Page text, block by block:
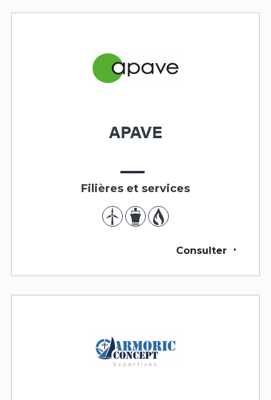
APAVE
Filières et services
Consulter